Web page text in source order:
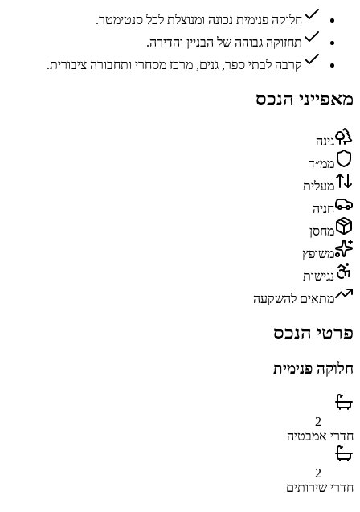
חלוקה פנימית נכונה ומנוצלת לכל סנטימטר.
תחזוקה גבוהה של הבניין והדירה.
קרבה לבתי ספר, גנים, מרכז מסחרי ותחבורה ציבורית.
מאפייני הנכס
גינה
ממ״ד
מעלית
חניה
מחסן
משופץ
נגישות
מתאים להשקעה
פרטי הנכס
חלוקה פנימית
2
חדרי אמבטיה
2
חדרי שירותים